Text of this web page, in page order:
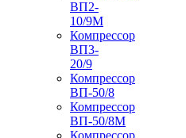
ВП2-
10/9М
Компрессор
ВП3-
20/9
Компрессор
ВП-50/8
Компрессор
ВП-50/8М
Компрессор